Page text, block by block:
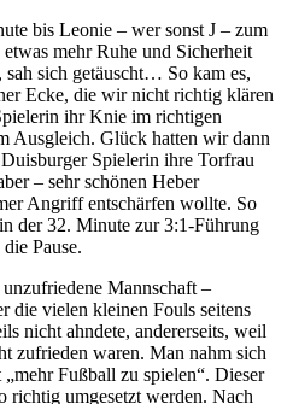
bis Leonie – wer sonst J – zum
mehr Ruhe und Sicherheit
sich getäuscht… So kam es,
Ecke, die wir nicht richtig klären
ihr Knie im richtigen
Ausgleich. Glück hatten wir dann
Spielerin ihre Torfrau
– sehr schönen Heber
Angriff entschärfen wollte. So
der 32. Minute zur 3:1-Führung
Pause.
Mannschaft –
die vielen kleinen Fouls seitens
nicht ahndete, andererseits, weil
zufrieden waren. Man nahm sich
Fußball zu spielen“. Dieser
richtig umgesetzt werden. Nach